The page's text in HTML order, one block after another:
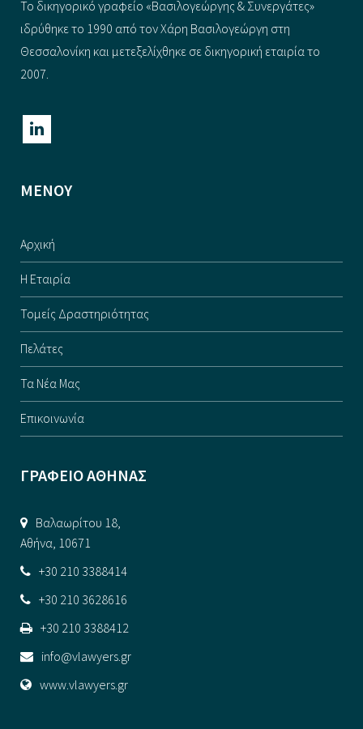
Το δικηγορικό γραφείο «Βασιλογεώργης & Συνεργάτες»
ιδρύθηκε το 1990 από τον Χάρη Βασιλογεώργη στη
Θεσσαλονίκη και μετεξελίχθηκε σε δικηγορική εταιρία το
2007.
ΜΕΝΟΥ
Αρχική
Η Εταιρία
Τομείς Δραστηριότητας
Πελάτες
Τα Νέα Μας
Επικοινωνία
ΓΡΑΦΕΙΟ ΑΘΗΝΑΣ
Βαλαωρίτου 18,
Αθήνα, 10671
+30 210 3388414
+30 210 3628616
+30 210 3388412
info@vlawyers.gr
www.vlawyers.gr